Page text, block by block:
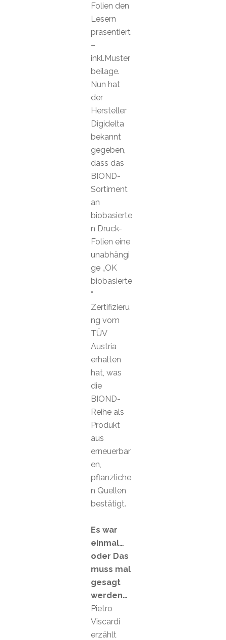
Folien den
Lesern
präsentiert
–
inkl.Muster
beilage.
Nun hat
der
Hersteller
Digidelta
bekannt
gegeben,
dass das
BIOND-
Sortiment
an
biobasierte
n Druck-
Folien eine
unabhängi
ge „OK
biobasierte
“
Zertifizieru
ng vom
TÜV
Austria
erhalten
hat, was
die
BIOND-
Reihe als
Produkt
aus
erneuerbar
en,
pflanzliche
n Quellen
bestätigt.
Es war
einmal…
oder Das
muss mal
gesagt
werden…
Pietro
Viscardi
erzählt